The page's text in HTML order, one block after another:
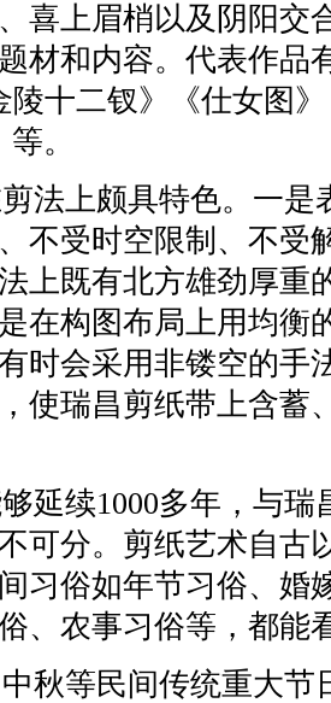
喜上眉梢以及阴阳交
材和内容。代表作品
陵十二钗》《仕女图
。
法上颇具特色。一是
不受时空限制、不受
上既有北方雄劲厚重
在构图布局上用均衡
时会采用非镂空的手
使瑞昌剪纸带上含蓄
延续1000多年，与
可分。剪纸艺术自古
习俗如年节习俗、婚
、农事习俗等，都能
秋等民间传统重大节